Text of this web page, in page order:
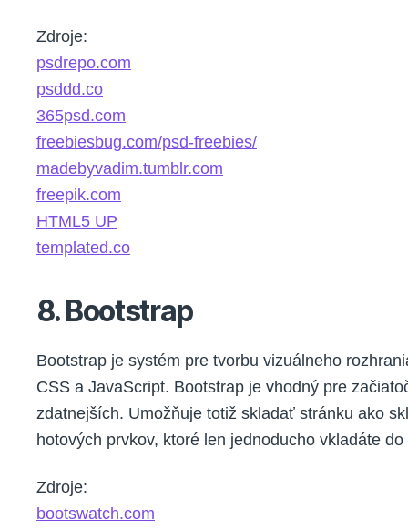
Zdroje:
psdrepo.com
psddd.co
365psd.com
freebiesbug.com/psd-freebies/
madebyvadim.tumblr.com
freepik.com
HTML5 UP
templated.co
8. Bootstrap
Bootstrap je systém pre tvorbu vizuálneho
CSS a JavaScript. Bootstrap je vhodný pre
zdatnejších. Umožňuje totiž skladať stránku ako
hotových prvkov, ktoré len jednoducho vkladáte do
Zdroje:
bootswatch.com